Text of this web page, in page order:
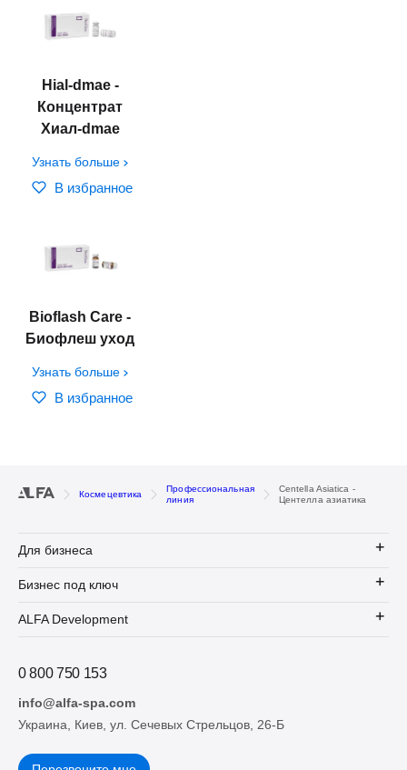
Hial-dmae -
Концентрат
Хиал-dmae
Узнать больше
В избранное
Bioflash Care -
Биофлеш уход
Узнать больше
В избранное
Космецевтика
Профессиональная
линия
Centella Asiatica -
Центелла азиатика
Для бизнеса
Бизнес под ключ
ALFA Development
0 800 750 153
info@alfa-spa.com
Украина, Киев, ул. Сечевых Стрельцов, 26-Б
КНОПКА